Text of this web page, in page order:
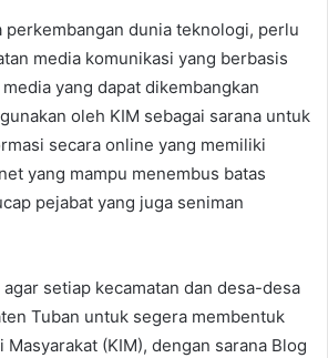
perkembangan dunia teknologi, perlu
media komunikasi yang berbasis
yang dapat dikembangkan
oleh KIM sebagai sarana untuk
secara online yang memiliki
yang mampu menembus batas
pejabat yang juga seniman
setiap kecamatan dan desa-desa
Tuban untuk segera membentuk
(KIM), dengan sarana Blog